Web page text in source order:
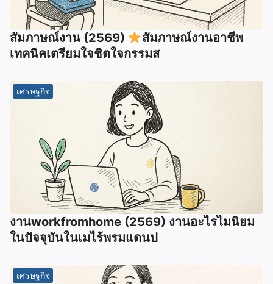
สัมภาษณ์งาน (2569)
สัมภาษณ์งานอาชีพ
เทคนิคเตรียมใจชิตใจกรรมส
เศรษฐกิจ
งานworkfromhome (2569) งานอะไรไมนิยม
ในปัจจุบันในเมไร้พรมแดนป
เศรษฐกิจ